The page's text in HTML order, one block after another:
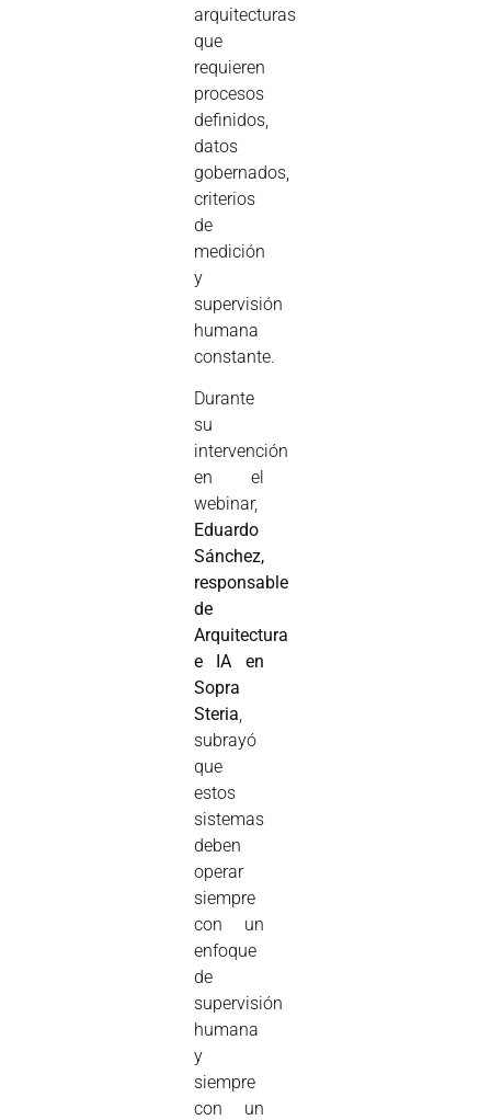
arquitecturas
que
requieren
procesos
definidos,
datos
gobernados,
criterios
de
medición
y
supervisión
humana
constante.
Durante
su
intervención
en el
webinar,
Eduardo
Sánchez,
responsable
de
Arquitectura
e IA en
Sopra
Steria,
subrayó
que
estos
sistemas
deben
operar
siempre
con un
enfoque
de
supervisión
humana
y
siempre
con un